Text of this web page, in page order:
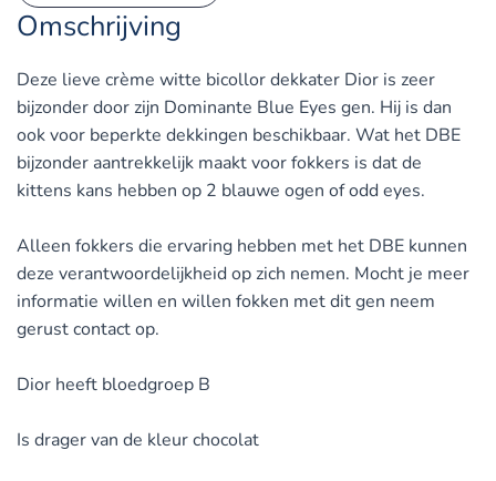
Omschrijving
Deze lieve crème witte bicollor dekkater Dior is zeer
bijzonder door zijn Dominante Blue Eyes gen. Hij is dan
ook voor beperkte dekkingen beschikbaar. Wat het DBE
bijzonder aantrekkelijk maakt voor fokkers is dat de
kittens kans hebben op 2 blauwe ogen of odd eyes.
Alleen fokkers die ervaring hebben met het DBE kunnen
deze verantwoordelijkheid op zich nemen. Mocht je meer
informatie willen en willen fokken met dit gen neem
gerust contact op.
Dior heeft bloedgroep B
Is drager van de kleur chocolat